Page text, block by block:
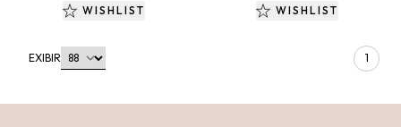
WISHLIST WISHLIST
EXIBIR 1